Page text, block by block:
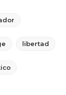
libertad